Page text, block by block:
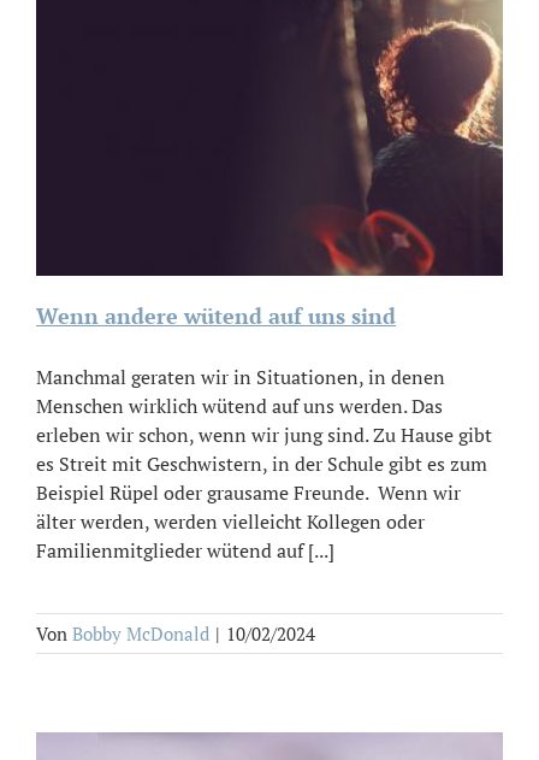
Wenn andere wütend auf uns sind
Manchmal geraten wir in Situationen, in denen
Menschen wirklich wütend auf uns werden. Das
erleben wir schon, wenn wir jung sind. Zu Hause gibt
es Streit mit Geschwistern, in der Schule gibt es zum
Beispiel Rüpel oder grausame Freunde. Wenn wir
älter werden, werden vielleicht Kollegen oder
Familienmitglieder wütend auf [...]
Von Bobby McDonald | 10/02/2024